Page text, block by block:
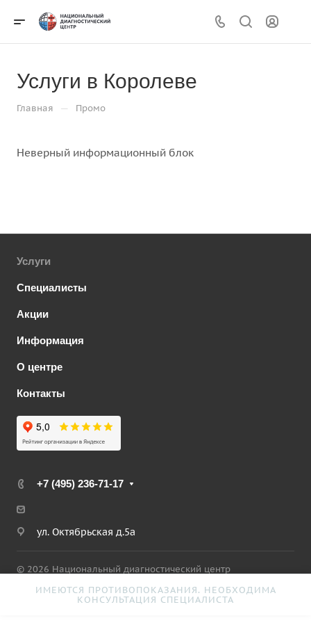
Услуги в Королеве
Главная — Промо
Неверный информационный блок
Услуги
Специалисты
Акции
Информация
О центре
Контакты
+7 (495) 236-71-17
ул. Октябрьская д.5а
© 2026 Национальный диагностический центр
Политика конфиденциальности Версия для слабовидящих
ИМЕЮТСЯ ПРОТИВОПОКАЗАНИЯ. НЕОБХОДИМА
КОНСУЛЬТАЦИЯ СПЕЦИАЛИСТА